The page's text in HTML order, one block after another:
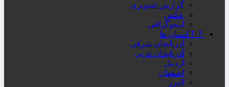
گزارش تصویری
عکس
اینفوگرافی
🇮🇷استان ها
آذربایجان شرقی
آذربایجان غربی
اردبیل
اصفهان
البرز